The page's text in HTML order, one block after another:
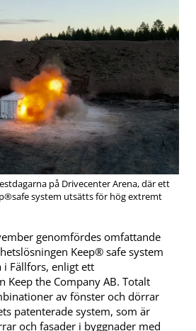
på Drivecenter Arena, där ett
system utsätts för hög extremt
genomfördes omfattande
Keep® safe system
i Fällfors, enligt ett
Keep the Company AB. Totalt
av fönster och dörrar
patenterade system, som är
och fasader i byggnader med